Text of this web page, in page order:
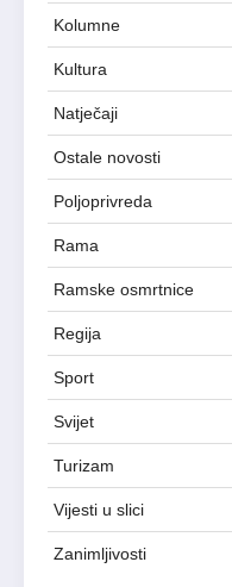
Kolumne
Kultura
Natječaji
Ostale novosti
Poljoprivreda
Rama
Ramske osmrtnice
Regija
Sport
Svijet
Turizam
Vijesti u slici
Zanimljivosti